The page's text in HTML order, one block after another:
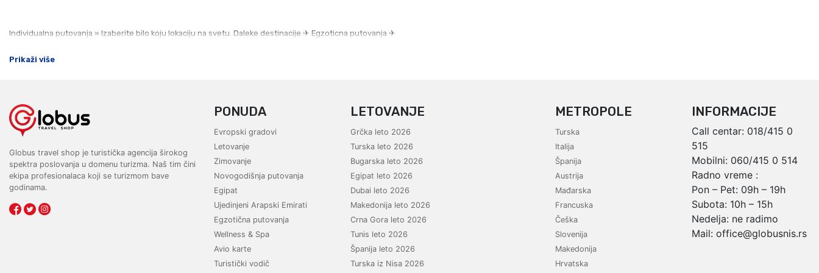
Individualna putovanja » Izaberite bilo koju lokaciju na svetu. Daleke destinacije ✈ Egzoticna putovanja ✈
Prikaži više
Globus travel shop je turistička agencija širokog
spektra poslovanja u domenu turizma. Naš tim čini
ekipa profesionalaca koji se turizmom bave
godinama.
PONUDA
Evropski gradovi
Letovanje
Zimovanje
Novogodišnja putovanja
Egipat
Ujedinjeni Arapski Emirati
Egzotična putovanja
Wellness & Spa
Avio karte
Turistički vodič
LETOVANJE
Grčka leto 2026
Turska leto 2026
Bugarska leto 2026
Egipat leto 2026
Dubai leto 2026
Makedonija leto 2026
Crna Gora leto 2026
Tunis leto 2026
Španija leto 2026
Turska iz Nisa 2026
METROPOLE
Turska
Italija
Španija
Austrija
Mađarska
Francuska
Češka
Slovenija
Makedonija
Hrvatska
INFORMACIJE
Call centar: 018/415 0
515
Mobilni: 060/415 0 514
Radno vreme :
Pon – Pet: 09h – 19h
Subota: 10h – 15h
Nedelja: ne radimo
Mail: office@globusnis.rs